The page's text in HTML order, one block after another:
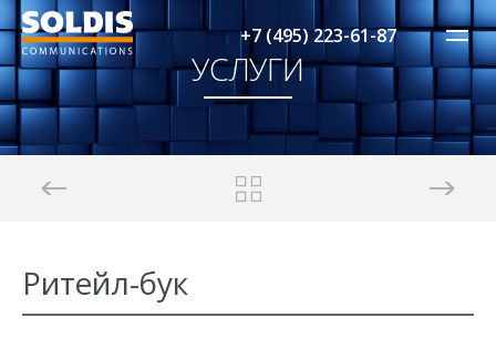
+7 (495) 223-61-87
УСЛУГИ
Ритейл-бук